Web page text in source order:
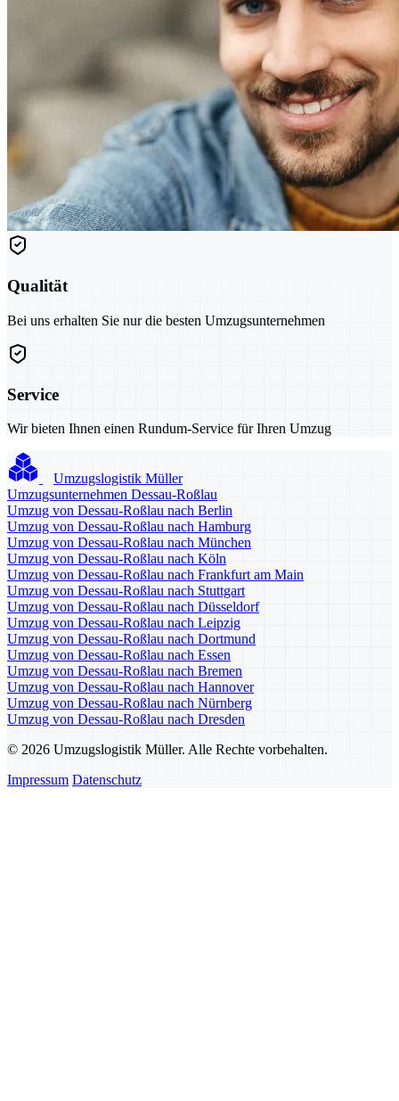
Qualität
Bei uns erhalten Sie nur die besten Umzugsunternehmen
Service
Wir bieten Ihnen einen Rundum-Service für Ihren Umzug
Umzugslogistik Müller
Umzugsunternehmen Dessau-Roßlau
Umzug von Dessau-Roßlau nach Berlin
Umzug von Dessau-Roßlau nach Hamburg
Umzug von Dessau-Roßlau nach München
Umzug von Dessau-Roßlau nach Köln
Umzug von Dessau-Roßlau nach Frankfurt am Main
Umzug von Dessau-Roßlau nach Stuttgart
Umzug von Dessau-Roßlau nach Düsseldorf
Umzug von Dessau-Roßlau nach Leipzig
Umzug von Dessau-Roßlau nach Dortmund
Umzug von Dessau-Roßlau nach Essen
Umzug von Dessau-Roßlau nach Bremen
Umzug von Dessau-Roßlau nach Hannover
Umzug von Dessau-Roßlau nach Nürnberg
Umzug von Dessau-Roßlau nach Dresden
© 2026 Umzugslogistik Müller. Alle Rechte vorbehalten.
Impressum Datenschutz